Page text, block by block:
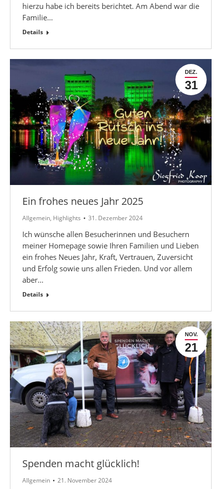
hierzu habe ich bereits berichtet. Am Abend war die
Familie…
Details
DEZ.
31
Ein frohes neues Jahr 2025
Allgemein, Highlights 31. Dezember 2024
Ich wünsche allen Besucherinnen und Besuchern
meiner Homepage sowie Ihren Familien und Lieben
ein frohes Neues Jahr, Kraft, Vertrauen, Zuversicht
und Erfolg sowie uns allen Frieden. Und vor allem
aber…
Details
NOV.
21
Spenden macht glücklich!
Allgemein 21. November 2024